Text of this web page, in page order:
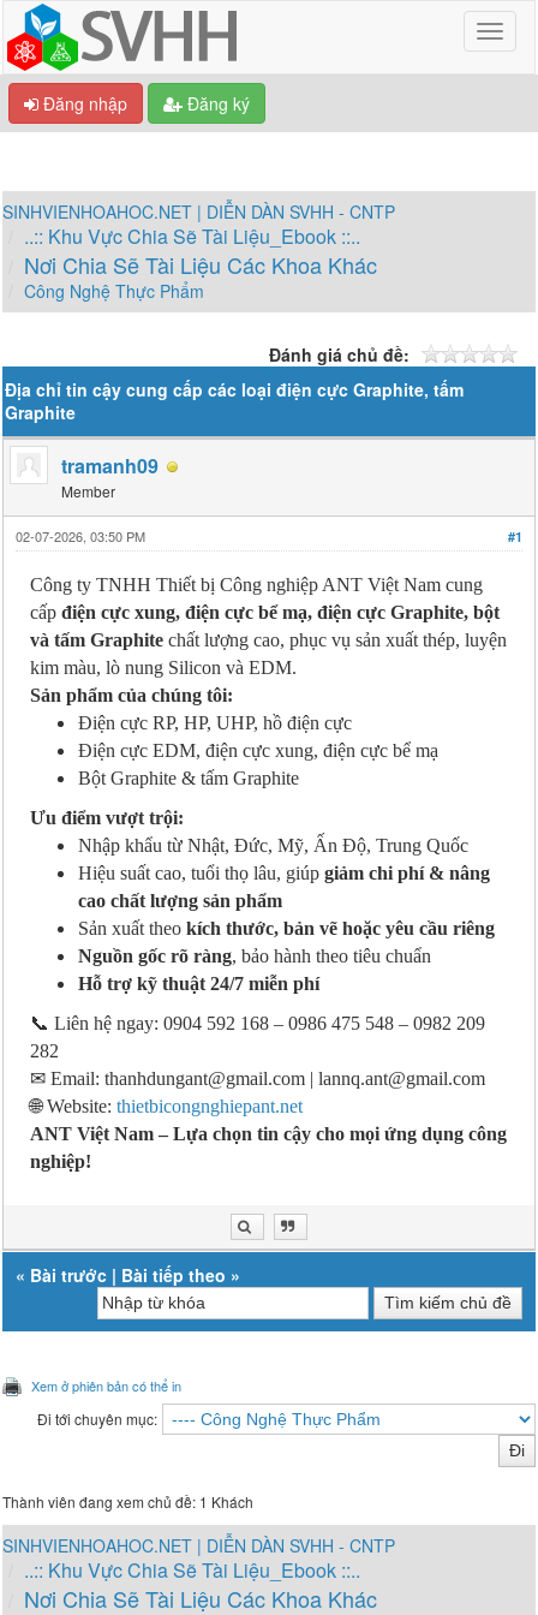
Đăng nhập Đăng ký
SINHVIENHOAHOC.NET | DIỄN DÀN SVHH - CNTP
..:: Khu Vực Chia Sẽ Tài Liệu_Ebook ::..
Nơi Chia Sẽ Tài Liệu Các Khoa Khác
Công Nghệ Thực Phẩm
Đánh giá chủ đề:
Địa chỉ tin cậy cung cấp các loại điện cực Graphite, tấm
Graphite
tramanh09
Member
#1
02-07-2026, 03:50 PM
Công ty TNHH Thiết bị Công nghiệp ANT Việt Nam cung
cấpđiện cực xung, điện cực bể mạ, điện cực Graphite, bột
và tấm Graphite chất lượng cao, phục vụ sản xuất thép, luyện
kim màu, lò nung Silicon và EDM.
Sản phẩm của chúng tôi:
Điện cực RP, HP, UHP, hồ điện cực
Điện cực EDM, điện cực xung, điện cực bể mạ
Bột Graphite & tấm Graphite
Ưu điểm vượt trội:
Nhập khẩu từ Nhật, Đức, Mỹ, Ấn Độ, Trung Quốc
Hiệu suất cao, tuổi thọ lâu, giúpgiảm chi phí & nâng
cao chất lượng sản phẩm
Sản xuất theokích thước, bản vẽ hoặc yêu cầu riêng
Nguồn gốc rõ ràng, bảo hành theo tiêu chuẩn
Hỗ trợ kỹ thuật 24/7 miễn phí
📞 Liên hệ ngay: 0904 592 168 – 0986 475 548 – 0982 209
282
✉ Email: thanhdungant@gmail.com | lannq.ant@gmail.com
🌐 Website:thietbicongnghiepant.net
ANT Việt Nam – Lựa chọn tin cậy cho mọi ứng dụng công
nghiệp!
« Bài trước | Bài tiếp theo »
Xem ở phiên bản có thể in
Đi tới chuyên mục:
Thành viên đang xem chủ đề: 1 Khách
SINHVIENHOAHOC.NET | DIỄN DÀN SVHH - CNTP
..:: Khu Vực Chia Sẽ Tài Liệu_Ebook ::..
Nơi Chia Sẽ Tài Liệu Các Khoa Khác